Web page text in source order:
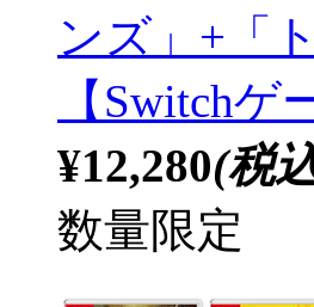
ンズ」+「
【Switch
¥12,280(税
数量限定